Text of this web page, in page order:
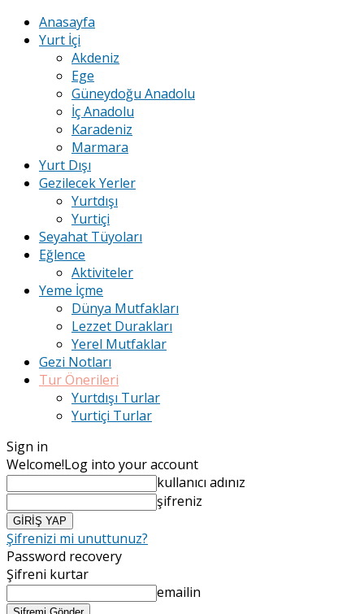
Anasayfa
Yurt İçi
Akdeniz
Ege
Güneydoğu Anadolu
İç Anadolu
Karadeniz
Marmara
Yurt Dışı
Gezilecek Yerler
Yurtdışı
Yurtiçi
Seyahat Tüyoları
Eğlence
Aktiviteler
Yeme İçme
Dünya Mutfakları
Lezzet Durakları
Yerel Mutfaklar
Gezi Notları
Tur Önerileri
Yurtdışı Turlar
Yurtiçi Turlar
Sign in
Welcome!Log into your account
kullanıcı adınız
şifreniz
Şifrenizi mi unuttunuz?
Password recovery
Şifreni kurtar
emailin